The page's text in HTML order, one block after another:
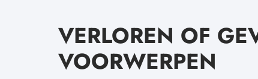
VERLOREN OF
VOORWERPEN